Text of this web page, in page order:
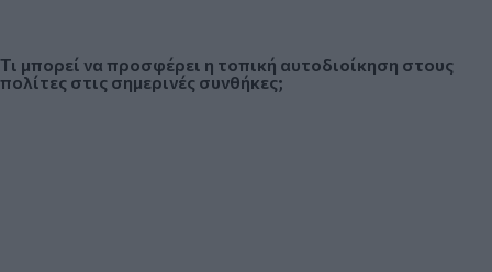
Τι μπορεί να προσφέρει η τοπική αυτοδιοίκηση στους
πολίτες στις σημερινές συνθήκες;